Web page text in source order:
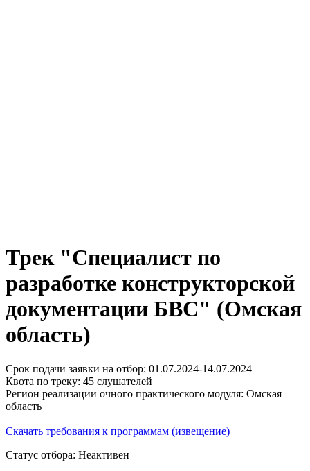
Трек "Специалист по
разработке конструкторской
документации БВС" (Омская
область)
Срок подачи заявки на отбор: 01.07.2024-14.07.2024
Квота по треку: 45 слушателей
Регион реализации очного практического модуля: Омская
область
Скачать требования к программам (извещение)
Статус отбора: Неактивен